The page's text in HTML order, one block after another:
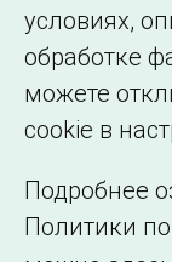
условиях,
обработке
можете
cookie в
Подробнее
Политики